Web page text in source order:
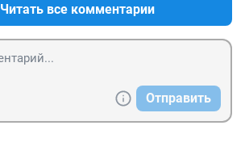
Читать все комментарии
Отправить